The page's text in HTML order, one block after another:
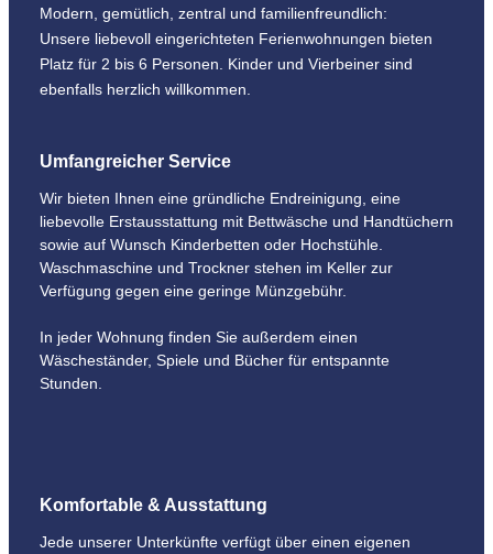
Modern, gemütlich, zentral und familienfreundlich:
Unsere liebevoll eingerichteten Ferienwohnungen bieten
Platz für 2 bis 6 Personen. Kinder und Vierbeiner sind
ebenfalls herzlich willkommen.
Umfangreicher Service
Wir bieten Ihnen eine gründliche Endreinigung, eine
liebevolle Erstausstattung mit Bettwäsche und Handtüchern
sowie auf Wunsch Kinderbetten oder Hochstühle.
Waschmaschine und Trockner stehen im Keller zur
Verfügung gegen eine geringe Münzgebühr.
In jeder Wohnung finden Sie außerdem einen
Wäscheständer, Spiele und Bücher für entspannte
Stunden.
Komfortable & Ausstattung
Jede unserer Unterkünfte verfügt über einen eigenen